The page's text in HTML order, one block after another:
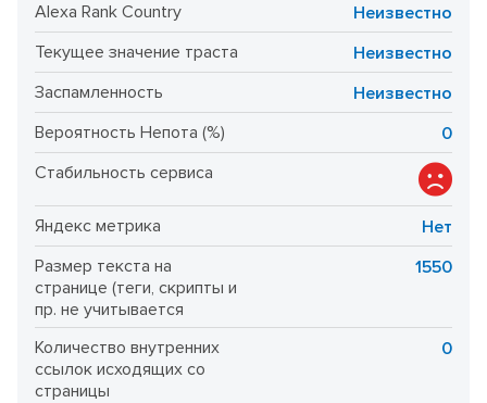
Alexa Rank Country
Неизвестно
Текущее значение траста
Неизвестно
Заспамленность
Неизвестно
Вероятность Непота (%)
0
Стабильность сервиса
Яндекс метрика
Нет
Размер текста на
странице (теги, скрипты и
пр. не учитывается
1550
Количество внутренних
ссылок исходящих со
страницы
0